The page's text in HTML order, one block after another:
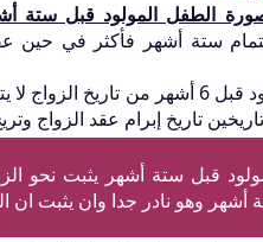
الطفل المولود قبل ستة
ستة أشهر فأكثر في حين
حسب الفصل 71 الطفل المولود قبل 6
تاريخين تاريخ إبرام عقد
قبل ستة أشهر يثبت نحو
وهو نادر جدا وان يثبت ان